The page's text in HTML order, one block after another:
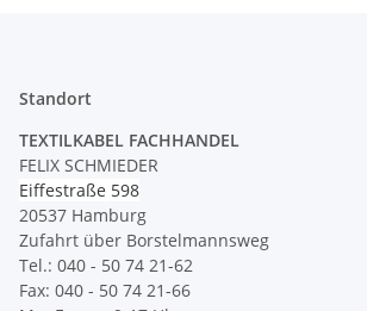
Standort
TEXTILKABEL FACHHANDEL
FELIX SCHMIEDER
Eiffestraße 598
20537 Hamburg
Zufahrt über Borstelmannsweg
Tel.: 040 - 50 74 21-62
Fax: 040 - 50 74 21-66